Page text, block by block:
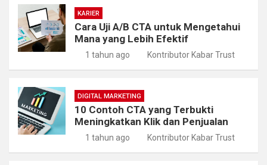
KARIER
Cara Uji A/B CTA untuk Mengetahui
Mana yang Lebih Efektif
1 tahun ago Kontributor Kabar Trust
DIGITAL MARKETING
10 Contoh CTA yang Terbukti
Meningkatkan Klik dan Penjualan
1 tahun ago Kontributor Kabar Trust